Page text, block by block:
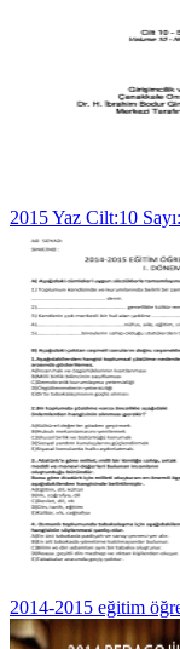
2015 Yaz Cilt:10
2014-2015 eğitim